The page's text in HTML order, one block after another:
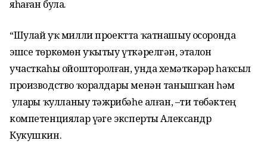
яһаған була.
“Шулай уҡ милли проектта ҡатнашыу осоронда
эшсе төркөмөн уҡытыу үткәрелгән, эталон
участкаһы ойошторолған, унда хеҙмәткәрҙәр һаҡсыл
производство ҡоралдары менән танышҡан һәм
уларҙы ҡулланыу тәжрибәһе алған, –ти төбәктең
компетенциялар үҙәге эксперты Александр
Кукушкин.